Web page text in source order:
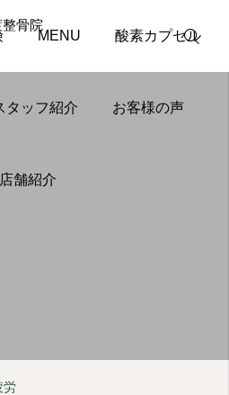
MENU 酸素カプセル
タッフ紹介 お客様の声
店舗紹介
労